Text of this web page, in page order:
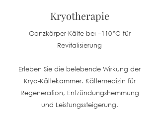
Kryotherapie
Ganzkörper-Kälte bei –110 °C für
Revitalisierung
Erleben Sie die belebende Wirkung der
Kryo-Kältekammer. Kältemedizin für
Regeneration, Entzündungshemmung
und Leistungssteigerung.